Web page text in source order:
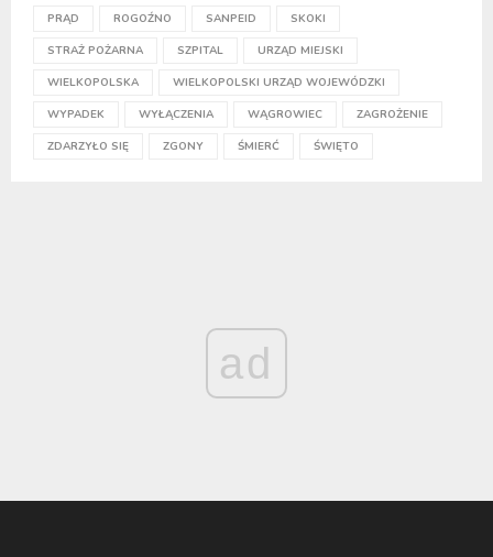
PRĄD ROGOŹNO SANPEID SKOKI
STRAŻ POŻARNA SZPITAL URZĄD MIEJSKI
WIELKOPOLSKA WIELKOPOLSKI URZĄD WOJEWÓDZKI
WYPADEK WYŁĄCZENIA WĄGROWIEC ZAGROŻENIE
ZDARZYŁO SIĘ ZGONY ŚMIERĆ ŚWIĘTO
ad